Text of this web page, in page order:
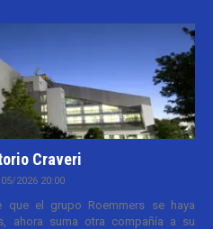
Craveri
2026 20:00
el grupo Roemmers se haya
ahora suma otra compañía a su